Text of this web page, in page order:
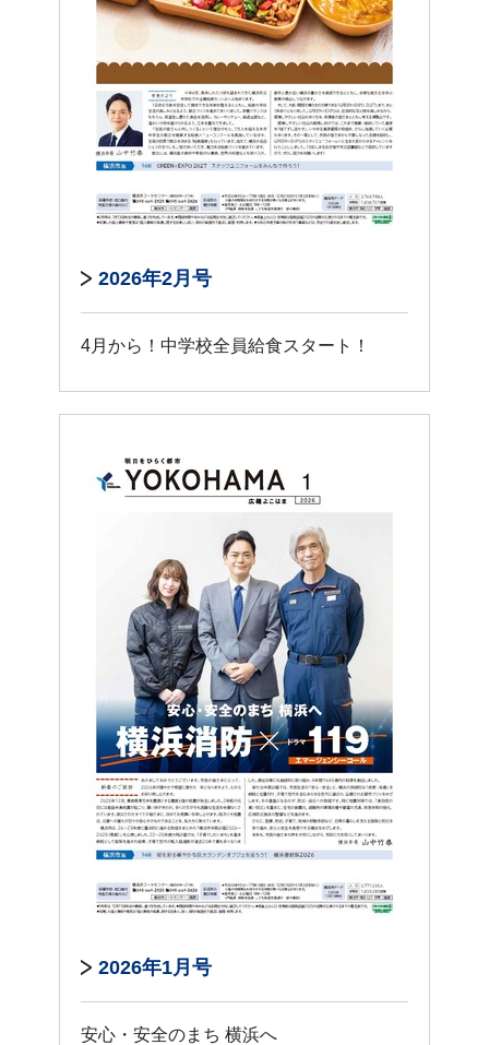
2026年2月号
4月から！中学校全員給食スタート！
2026年1月号
安心・安全のまち 横浜へ